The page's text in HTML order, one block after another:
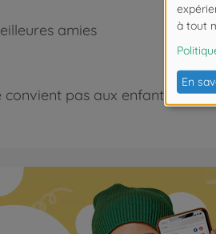
amies
convient pas aux enfants de